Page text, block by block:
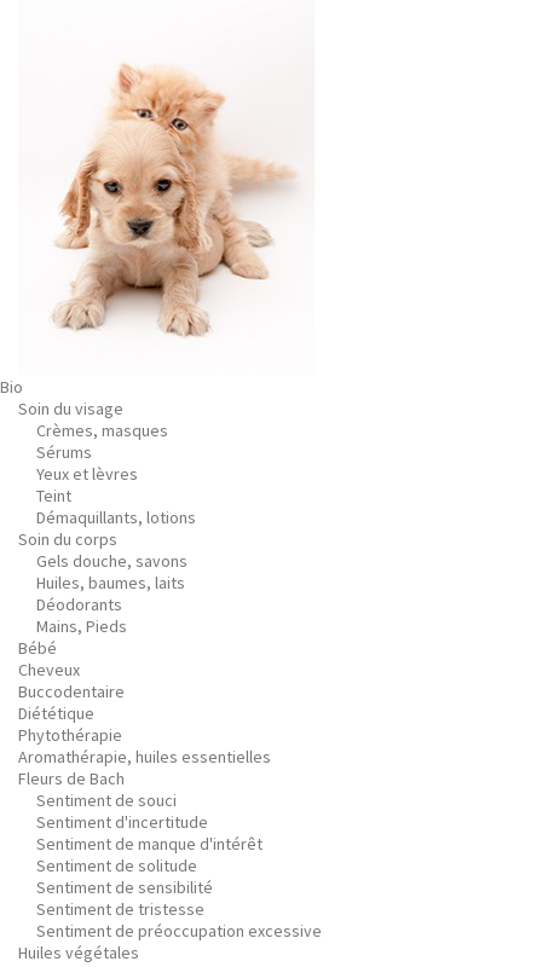
Bio
Soin du visage
Crèmes, masques
Sérums
Yeux et lèvres
Teint
Démaquillants, lotions
Soin du corps
Gels douche, savons
Huiles, baumes, laits
Déodorants
Mains, Pieds
Bébé
Cheveux
Buccodentaire
Diététique
Phytothérapie
Aromathérapie, huiles essentielles
Fleurs de Bach
Sentiment de souci
Sentiment d'incertitude
Sentiment de manque d'intérêt
Sentiment de solitude
Sentiment de sensibilité
Sentiment de tristesse
Sentiment de préoccupation excessive
Huiles végétales